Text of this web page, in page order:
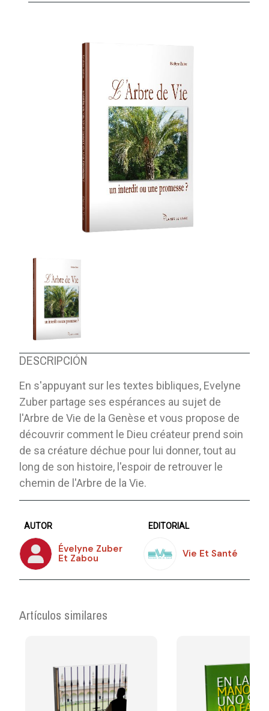
DESCRIPCIÓN
En s'appuyant sur les textes bibliques, Evelyne
Zuber partage ses espérances au sujet de
l'Arbre de Vie de la Genèse et vous propose de
découvrir comment le Dieu créateur prend soin
de sa créature déchue pour lui donner, tout au
long de son histoire, l'espoir de retrouver le
chemin de l'Arbre de la Vie.
AUTOR
Évelyne Zuber
Et Zabou
EDITORIAL
Vie Et Santé
Artículos similares